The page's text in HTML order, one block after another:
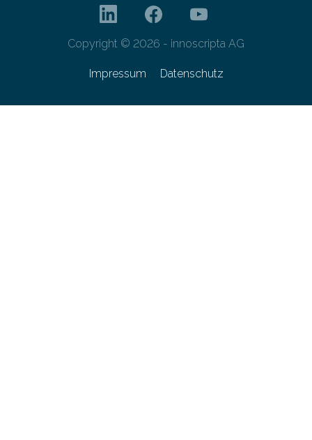
Copyright © 2026 - innoscripta AG
Impressum Datenschutz